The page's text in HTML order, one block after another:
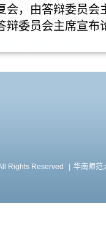
会，由答辩委员会
辩委员会主席宣布
Rights Reserved
| 华南师范